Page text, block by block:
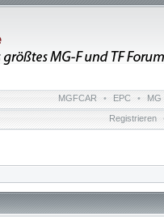
MGFCAR • EPC • MG
Registrieren